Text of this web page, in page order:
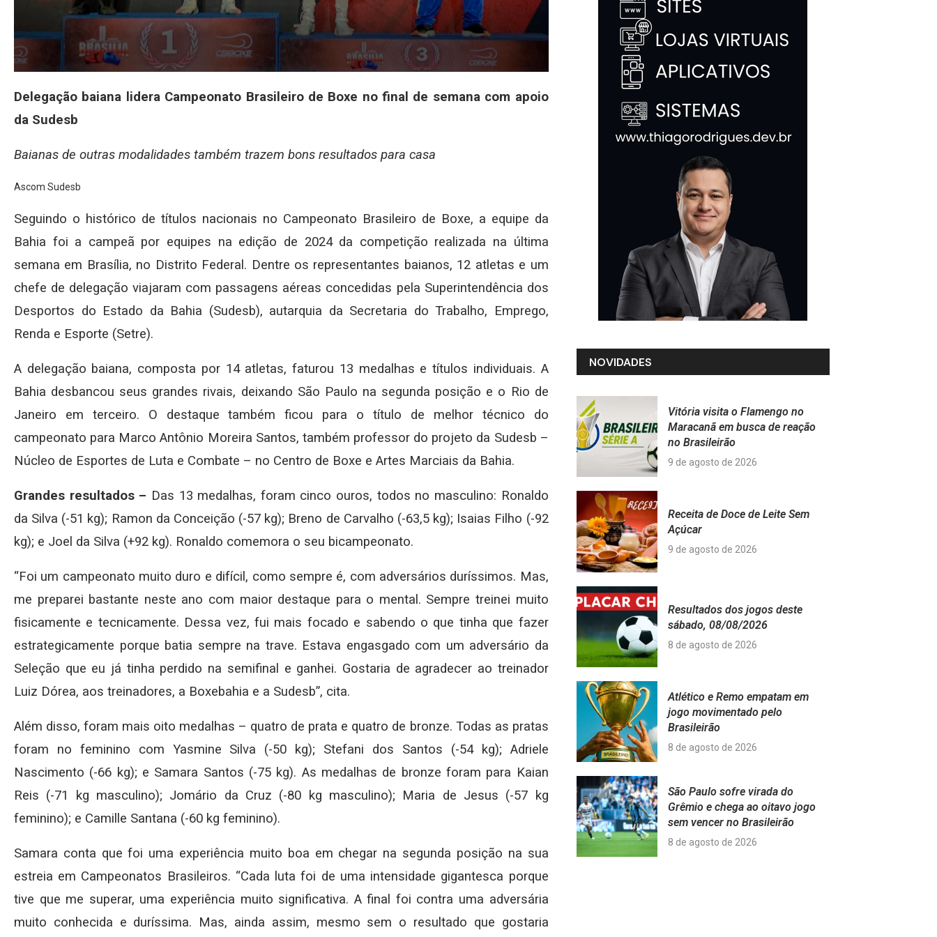
Delegação baiana lidera Campeonato Brasileiro de Boxe no final de semana com apoio
da Sudesb
Baianas de outras modalidades também trazem bons resultados para casa
Ascom Sudesb
Seguindo o histórico de títulos nacionais no Campeonato Brasileiro de Boxe, a equipe da
Bahia foi a campeã por equipes na edição de 2024 da competição realizada na última
semana em Brasília, no Distrito Federal. Dentre os representantes baianos, 12 atletas e um
chefe de delegação viajaram com passagens aéreas concedidas pela Superintendência dos
Desportos do Estado da Bahia (Sudesb), autarquia da Secretaria do Trabalho, Emprego,
Renda e Esporte (Setre).
A delegação baiana, composta por 14 atletas, faturou 13 medalhas e títulos individuais. A
Bahia desbancou seus grandes rivais, deixando São Paulo na segunda posição e o Rio de
Janeiro em terceiro. O destaque também ficou para o título de melhor técnico do
campeonato para Marco Antônio Moreira Santos, também professor do projeto da Sudesb –
Núcleo de Esportes de Luta e Combate – no Centro de Boxe e Artes Marciais da Bahia.
Grandes resultados – Das 13 medalhas, foram cinco ouros, todos no masculino: Ronaldo
da Silva (-51 kg); Ramon da Conceição (-57 kg); Breno de Carvalho (-63,5 kg); Isaias Filho (-92
kg); e Joel da Silva (+92 kg). Ronaldo comemora o seu bicampeonato.
“Foi um campeonato muito duro e difícil, como sempre é, com adversários duríssimos. Mas,
me preparei bastante neste ano com maior destaque para o mental. Sempre treinei muito
fisicamente e tecnicamente. Dessa vez, fui mais focado e sabendo o que tinha que fazer
estrategicamente porque batia sempre na trave. Estava engasgado com um adversário da
Seleção que eu já tinha perdido na semifinal e ganhei. Gostaria de agradecer ao treinador
Luiz Dórea, aos treinadores, a Boxebahia e a Sudesb”, cita.
Além disso, foram mais oito medalhas – quatro de prata e quatro de bronze. Todas as pratas
foram no feminino com Yasmine Silva (-50 kg); Stefani dos Santos (-54 kg); Adriele
Nascimento (-66 kg); e Samara Santos (-75 kg). As medalhas de bronze foram para Kaian
Reis (-71 kg masculino); Jomário da Cruz (-80 kg masculino); Maria de Jesus (-57 kg
feminino); e Camille Santana (-60 kg feminino).
Samara conta que foi uma experiência muito boa em chegar na segunda posição na sua
estreia em Campeonatos Brasileiros. “Cada luta foi de uma intensidade gigantesca porque
tive que me superar, uma experiência muito significativa. A final foi contra uma adversária
muito conhecida e duríssima. Mas, ainda assim, mesmo sem o resultado que gostaria
NOVIDADES
Vitória visita o Flamengo no
Maracanã em busca de reação
no Brasileirão
9 de agosto de 2026
Receita de Doce de Leite Sem
Açúcar
9 de agosto de 2026
Resultados dos jogos deste
sábado, 08/08/2026
8 de agosto de 2026
Atlético e Remo empatam em
jogo movimentado pelo
Brasileirão
8 de agosto de 2026
São Paulo sofre virada do
Grêmio e chega ao oitavo jogo
sem vencer no Brasileirão
8 de agosto de 2026